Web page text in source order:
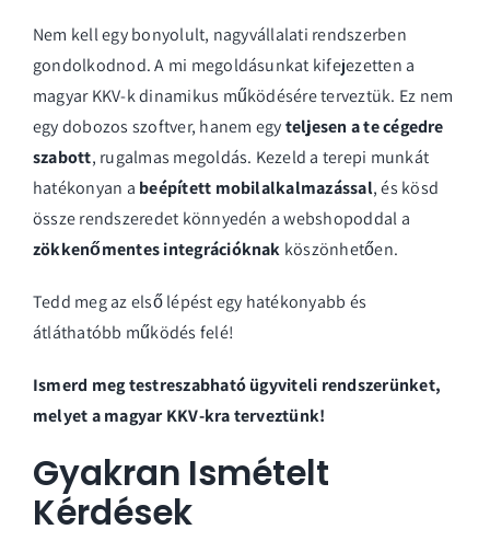
Nem kell egy bonyolult, nagyvállalati rendszerben
gondolkodnod. A mi megoldásunkat kifejezetten a
magyar KKV-k dinamikus működésére terveztük. Ez nem
egy dobozos szoftver, hanem egyteljesen a te cégedre
szabott, rugalmas megoldás. Kezeld a terepi munkát
hatékonyan a beépített mobilalkalmazással, és kösd
össze rendszeredet könnyedén a webshopoddal a
zökkenőmentes integrációknak köszönhetően.
Tedd meg az első lépést egy hatékonyabb és
átláthatóbb működés felé!
Ismerd meg testreszabható ügyviteli rendszerünket,
melyet a magyar KKV-kra terveztünk!
Gyakran Ismételt
Kérdések